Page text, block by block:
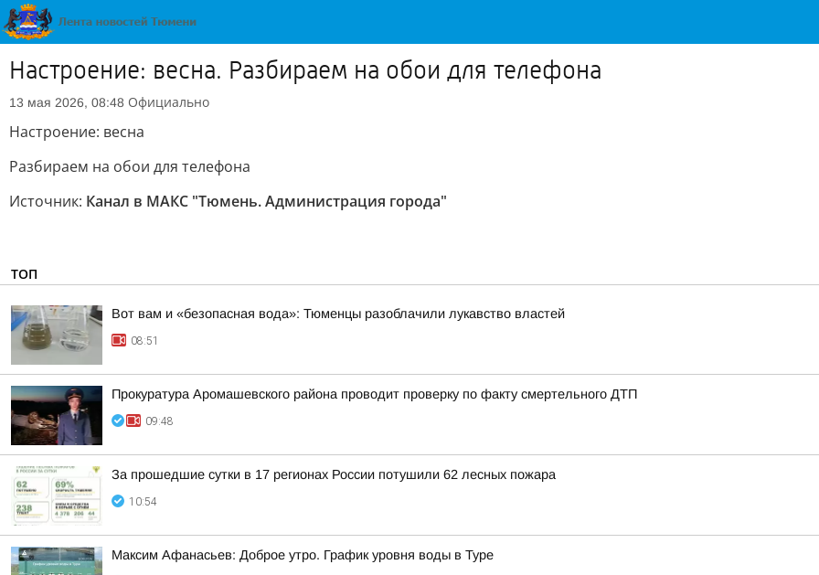
Настроение: весна. Разбираем на обои для телефона
13 мая 2026, 08:48 Официально
Настроение: весна
Разбираем на обои для телефона
Источник: Канал в МАКС "Тюмень. Администрация города"
ТОП
Вот вам и «безопасная вода»: Тюменцы разоблачили лукавство властей
08:51
Прокуратура Аромашевского района проводит проверку по факту смертельного ДТП
09:48
За прошедшие сутки в 17 регионах России потушили 62 лесных пожара
10:54
Максим Афанасьев: Доброе утро. График уровня воды в Туре